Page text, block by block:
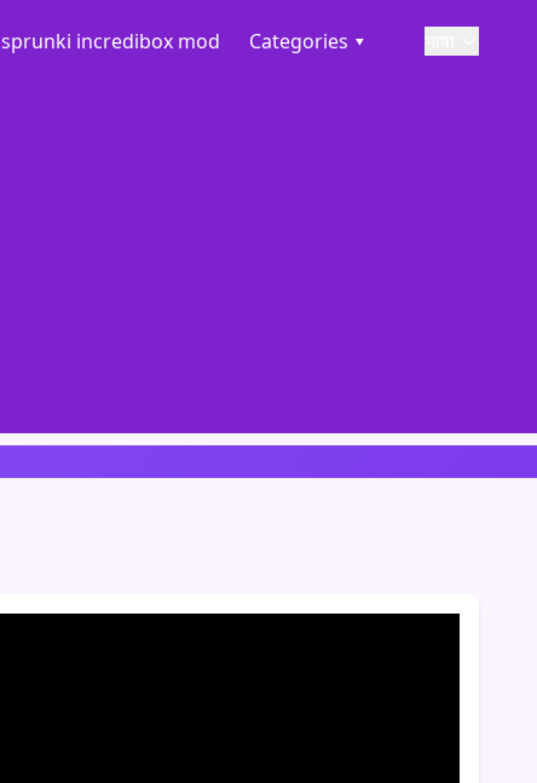
sprunki incredibox mod Categories ▾